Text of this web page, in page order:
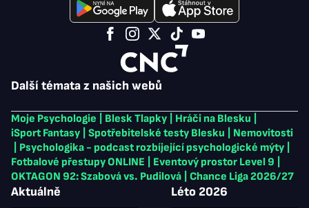
Další témata z našich webů
Moje Psychologie Blesk Tlapky Hráči na Blesku
iSport Fantasy
Spotřebitelské testy Blesku
Nemovitosti
Psychologika - podcast rozbíjející psychologické mýty
Fotbalové přestupy ONLINE
Eventový prostor Level 9
OKTAGON 92: Szabová vs. Pudilová
Chance Liga 2026/27
Aktuálně Léto 2026